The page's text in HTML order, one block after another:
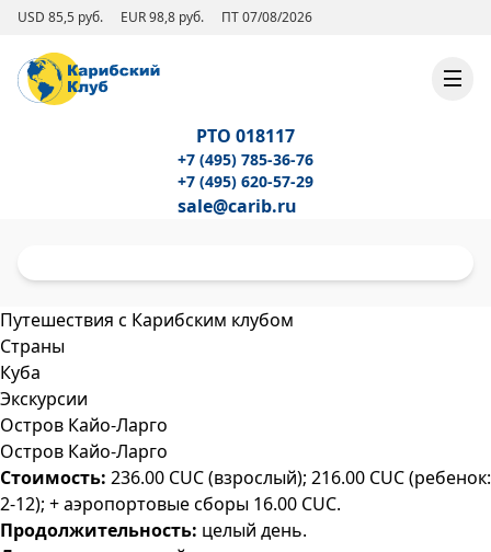
USD 85,5 руб. EUR 98,8 руб. ПТ 07/08/2026
РТО 018117
+7 (495) 785-36-76
+7 (495) 620-57-29
sale@carib.ru
Путешествия с Карибским клубом
Страны
Куба
Экскурсии
Остров Кайо-Ларго
Остров Кайо-Ларго
Стоимость: 236.00 CUC (взрослый); 216.00 CUC (ребенок:
2-12); + аэропортовые сборы 16.00 CUC.
Продолжительность: целый день.